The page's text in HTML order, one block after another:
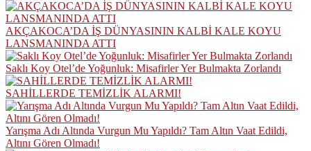
AKÇAKOCA’DA İŞ DÜNYASININ KALBİ KALE KOYU
LANSMANINDA ATTI
Saklı Koy Otel’de Yoğunluk: Misafirler Yer Bulmakta Zorlandı
SAHİLLERDE TEMİZLİK ALARMI!
Yarışma Adı Altında Vurgun Mu Yapıldı? Tam Altın Vaat Edildi,
Altını Gören Olmadı!